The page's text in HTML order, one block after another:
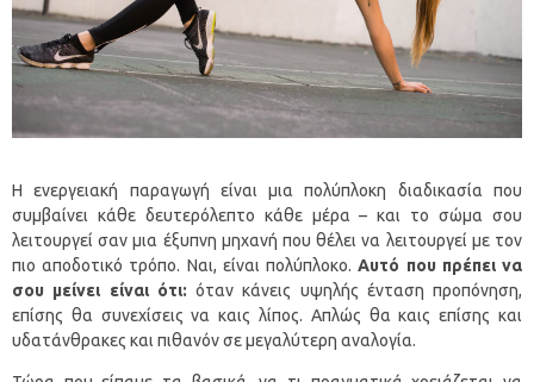
Η ενεργειακή παραγωγή είναι μια πολύπλοκη διαδικασία που
συμβαίνει κάθε δευτερόλεπτο κάθε μέρα – και το σώμα σου
λειτουργεί σαν μια έξυπνη μηχανή που θέλει να λειτουργεί με τον
πιο αποδοτικό τρόπο. Ναι, είναι πολύπλοκο.Αυτό που πρέπει να
σου μείνει είναι ότι: όταν κάνεις υψηλής ένταση προπόνηση,
επίσης θα συνεχίσεις να καις λίπος. Απλώς θα καις επίσης και
υδατάνθρακες και πιθανόν σε μεγαλύτερη αναλογία.